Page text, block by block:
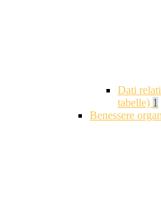
Dati
tabelle) 1
Benessere